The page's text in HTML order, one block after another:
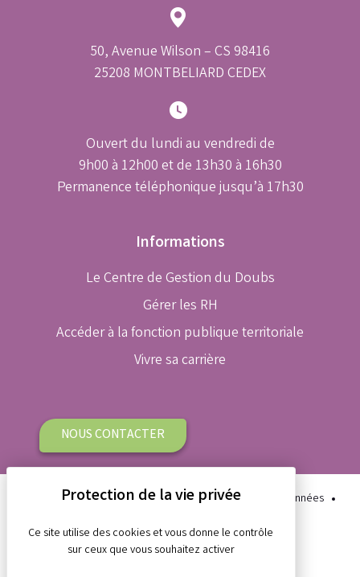
50, Avenue Wilson – CS 98416
25208 MONTBELIARD CEDEX
Ouvert du lundi au vendredi de
9h00 à 12h00 et de 13h30 à 16h30
Permanence téléphonique jusqu’à 17h30
Informations
Le Centre de Gestion du Doubs
Gérer les RH
Accéder à la fonction publique territoriale
Vivre sa carrière
NOUS CONTACTER
Plan du site Aide et accessibilité
Protection des données
Gestion des cookies
Mentions légales
Ce site utilise des cookies et vous donne le contrôle
sur ceux que vous souhaitez activer